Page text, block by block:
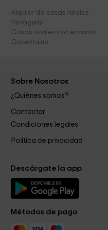
Alquiler de casas rurales
Penàguila
Casas rurales con encanto
Cocentaina
Sobre Nosotros
¿Quiénes somos?
Contactar
Condiciones legales
Política de privacidad
Descárgate la app
Métodos de pago